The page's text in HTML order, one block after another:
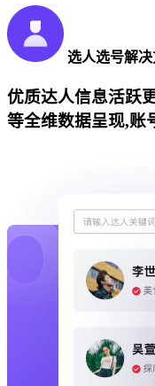
选人选号解
优质达人信息活跃
等全维数据呈现,账